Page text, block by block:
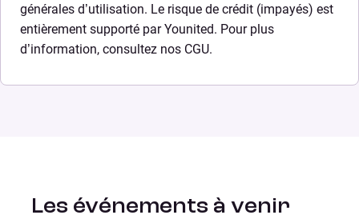
générales d’utilisation. Le risque de crédit (impayés) est
entièrement supporté par Younited. Pour plus
d’information, consultez nos CGU.
Les événements à venir